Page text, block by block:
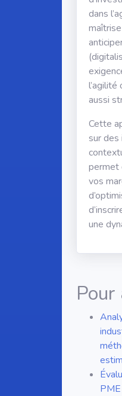
dans
aussi
Cette
sur des
permet
vos
une